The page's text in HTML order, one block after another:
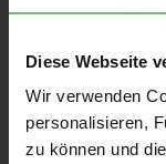
Diese Webseite
Wir verwenden
personalisieren,
zu können und